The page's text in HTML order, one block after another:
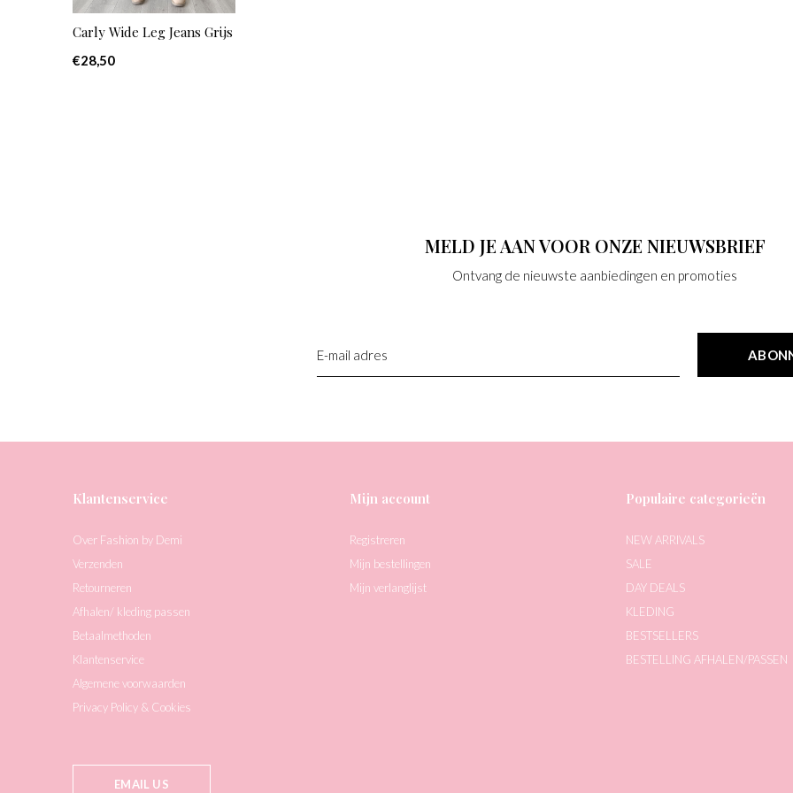
Carly Wide Leg Jeans Grijs
€28,50
MELD JE AAN VOOR ONZE NIEUWSBRIEF
Ontvang de nieuwste aanbiedingen en promoties
Klantenservice
Over Fashion by Demi
Verzenden
Retourneren
Afhalen/ kleding passen
Betaalmethoden
Klantenservice
Algemene voorwaarden
Privacy Policy & Cookies
Mijn account
Registreren
Mijn bestellingen
Mijn verlanglijst
Populaire categorieën
NEW ARRIVALS
SALE
DAY DEALS
KLEDING
BESTSELLERS
BESTELLING AFHALEN/PASSEN
EMAIL US